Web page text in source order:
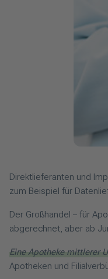
Direktlieferanten und
zum Beispiel für
Der Großhandel – für
abgerechnet, aber ab
Eine Apotheke mittlerer
Apotheken und